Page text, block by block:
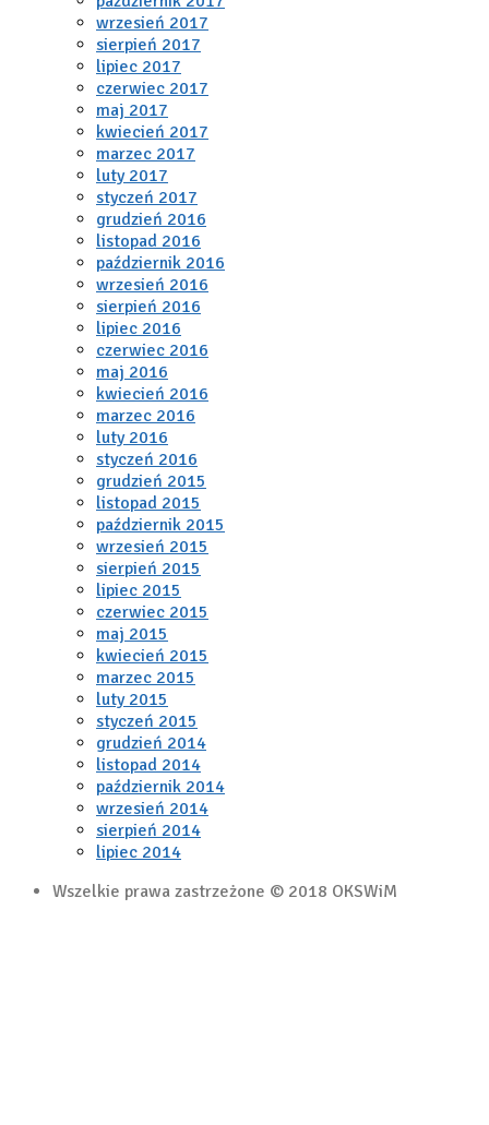
wrzesień 2017
sierpień 2017
lipiec 2017
czerwiec 2017
maj 2017
kwiecień 2017
marzec 2017
luty 2017
styczeń 2017
grudzień 2016
listopad 2016
październik 2016
wrzesień 2016
sierpień 2016
lipiec 2016
czerwiec 2016
maj 2016
kwiecień 2016
marzec 2016
luty 2016
styczeń 2016
grudzień 2015
listopad 2015
październik 2015
wrzesień 2015
sierpień 2015
lipiec 2015
czerwiec 2015
maj 2015
kwiecień 2015
marzec 2015
luty 2015
styczeń 2015
grudzień 2014
listopad 2014
październik 2014
wrzesień 2014
sierpień 2014
lipiec 2014
Wszelkie prawa zastrzeżone © 2018 OKSWiM